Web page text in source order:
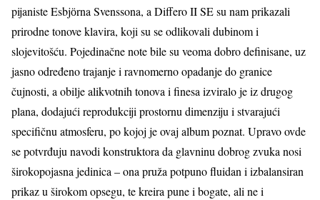
pijaniste Esbjӧrna Svenssona, a Differo II SE su nam prikazali
prirodne tonove klavira, koji su se odlikovali dubinom i
slojevitošću. Pojedinačne note bile su veoma dobro definisane, uz
jasno određeno trajanje i ravnomerno opadanje do granice
čujnosti, a obilje alikvotnih tonova i finesa izviralo je iz drugog
plana, dodajući reprodukciji prostornu dimenziju i stvarajući
specifičnu atmosferu, po kojoj je ovaj album poznat. Upravo ovde
se potvrđuju navodi konstruktora da glavninu dobrog zvuka nosi
širokopojasna jedinica – ona pruža potpuno fluidan i izbalansiran
prikaz u širokom opsegu, te kreira pune i bogate, ali ne i